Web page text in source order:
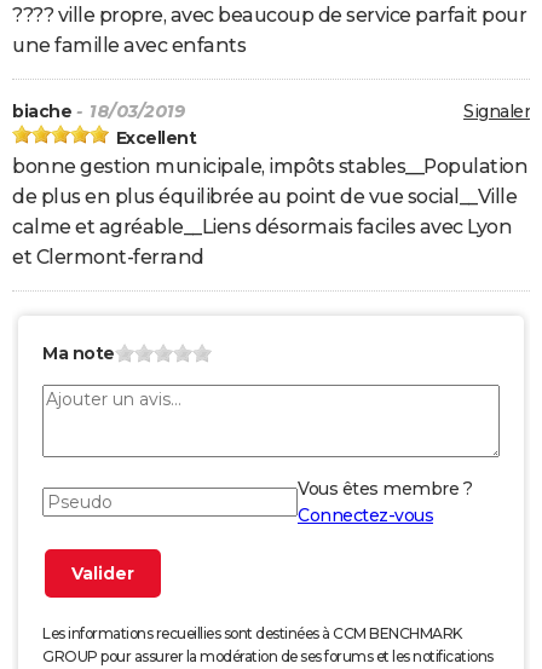
???? ville propre, avec beaucoup de service parfait pour
une famille avec enfants
Signaler
biache - 18/03/2019
Excellent
bonne gestion municipale, impôts stables__Population
de plus en plus équilibrée au point de vue social__Ville
calme et agréable__Liens désormais faciles avec Lyon
et Clermont-ferrand
Ma note
Vous êtes membre ?
Connectez-vous
Les informations recueillies sont destinées à CCM BENCHMARK
GROUP pour assurer la modération de ses forums et les notifications